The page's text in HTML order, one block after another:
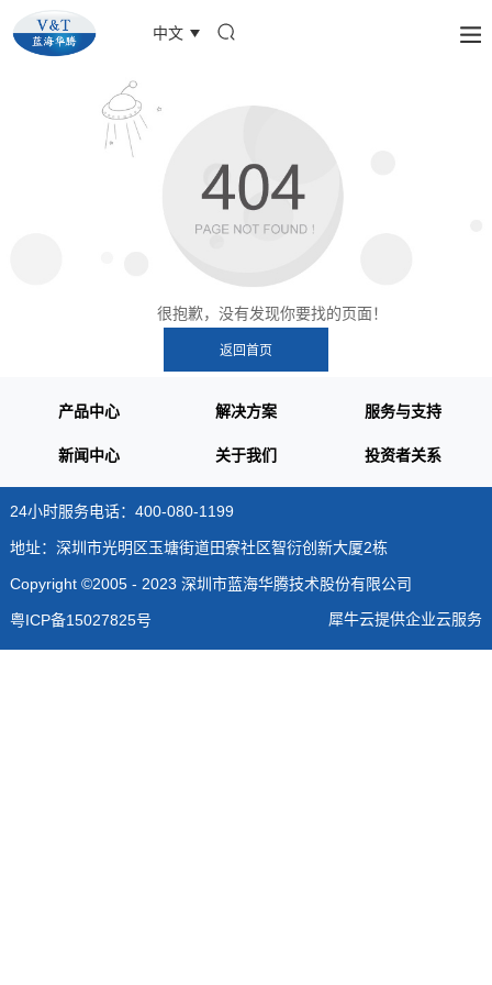
中文
很抱歉，没有发现你要找的页面！
产品中心 解决方案 服务与支持
新闻中心 关于我们 投资者关系
24小时服务电话：400-080-1199
地址：深圳市光明区玉塘街道田寮社区智衍创新大厦2栋
Copyright ©2005 - 2023 深圳市蓝海华腾技术股份有限公司
粤ICP备15027825号 犀牛云提供企业云服务